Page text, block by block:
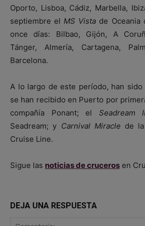
Oporto, Lisboa, Cádiz, Marbella,
septiembre el MS Vista de Oceania
once días: Bilbao, Gijón, A
Tánger, Almería, Cartagena,
Barcelona.
A lo largo de este período, han
se han recibido en Puerto por
compañía Ponant; el Seadream
Seadream; y Carnival Miracle de
Cruise Line.
Sigue las noticias de cruceros en
DEJA UNA RESPUESTA